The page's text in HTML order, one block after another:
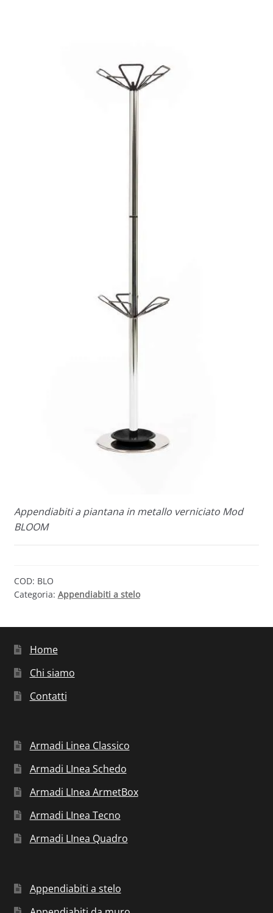
Appendiabiti a piantana in metallo verniciato Mod
BLOOM
COD: BLO
Categoria: Appendiabiti a stelo
Home
Chi siamo
Contatti
Armadi Linea Classico
Armadi LInea Schedo
Armadi LInea ArmetBox
Armadi LInea Tecno
Armadi LInea Quadro
Appendiabiti a stelo